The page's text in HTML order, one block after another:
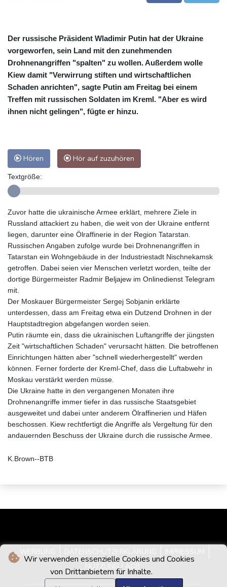
Wir verwenden essenzielle Cookies und Cookies
von Drittanbietern für Inhalte.
Der russische Präsident Wladimir Putin hat der Ukraine
vorgeworfen, sein Land mit den zunehmenden
Drohnenangriffen "spalten" zu wollen. Außerdem wolle
Kiew damit "Verwirrung stiften und wirtschaftlichen
Schaden anrichten", sagte Putin am Freitag bei einem
Treffen mit russischen Soldaten im Kreml. "Aber es wird
ihnen nicht gelingen", fügte er hinzu.
Hören Hör auf zuzuhören
Textgröße:
Zuvor hatte die ukrainische Armee erklärt, mehrere Ziele in
Russland attackiert zu haben, die weit von der Ukraine entfernt
liegen, darunter eine Ölraffinerie in der Region Tatarstan.
Russischen Angaben zufolge wurde bei Drohnenangriffen in
Tatarstan ein Wohngebäude in der Industriestadt Nischnekamsk
getroffen. Dabei seien vier Menschen verletzt worden, teilte der
dortige Bürgermeister Radmir Beljajew im Onlinedienst Telegram
mit.
Der Moskauer Bürgermeister Sergej Sobjanin erklärte
unterdessen, dass am Freitag etwa ein Dutzend Drohnen in der
Hauptstadtregion abgefangen worden seien.
Putin räumte ein, dass die ukrainischen Luftangriffe der jüngsten
Zeit "wirtschaftlichen Schaden" verursacht hätten. Die betroffenen
Einrichtungen hätten aber "schnell wiederhergestellt" werden
können. Ferner forderte der Kreml-Chef, dass die Luftabwehr in
Moskau verstärkt werden müsse.
Die Ukraine hatte in den vergangenen Monaten ihre
Drohnenangriffe immer tiefer in das russische Staatsgebiet
ausgeweitet und dabei unter anderem Ölraffinerien und Häfen
beschossen. Kiew rechtfertigt die Angriffe als Vergeltung für den
andauernden Beschuss der Ukraine durch die russische Armee.
K.Brown--BTB
WERBUNG DATENSCHUTZERKLÄRUNG
IMPRESSUM
NUTZUNG / AGB